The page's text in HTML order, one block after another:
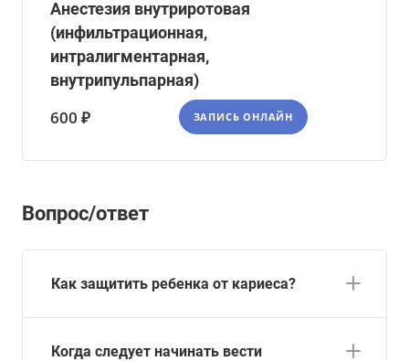
Анестезия внутриротовая
(инфильтрационная,
интралигментарная,
внутрипульпарная)
600 ₽ ЗАПИСЬ ОНЛАЙН
Вопрос/ответ
Как защитить ребенка от кариеса?
Когда следует начинать вести